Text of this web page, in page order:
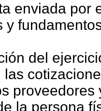
enviada por
y
del
las
proveedores
la persona